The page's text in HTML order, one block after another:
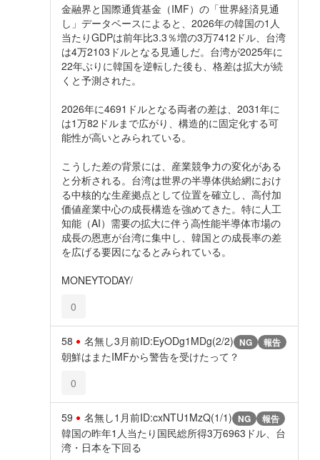
金融界と国際通貨基金（IMF）の「世界経済見通
し」データベースによると、2026年の韓国の1人
当たりGDPは前年比3.3％増の3万7412ドル、台湾
は4万2103ドルとなる見通しだ。台湾が2025年に
22年ぶりに韓国を逆転した後も、格差は拡大が続
くと予測された。
2026年に4691ドルとなる両者の差は、2031年に
は1万82ドルまで広がり、構造的に固定化する可
能性が高いとみられている。
こうした差の背景には、産業競争力の変化がある
と分析される。台湾は世界の半導体供給網におけ
る中核的な生産拠点として位置を確立し、高付加
価値産業中心の成長構造を強めてきた。特に人工
知能（AI）需要の拡大に伴う高性能半導体市場の
成長の恩恵が台湾に集中し、韓国との成長率の差
を広げる要因になるとみられている。
MONEYTODAY/
0
58 名無し3月前ID:EyODg1MDg(2/2) NG 報告
朝鮮はまたIMFから警告を受けたって？
0
59 名無し1月前ID:cxNTU1MzQ(1/1) NG 報告
韓国の昨年1人当たり国民総所得3万6963ドル、台
湾・日本を下回る